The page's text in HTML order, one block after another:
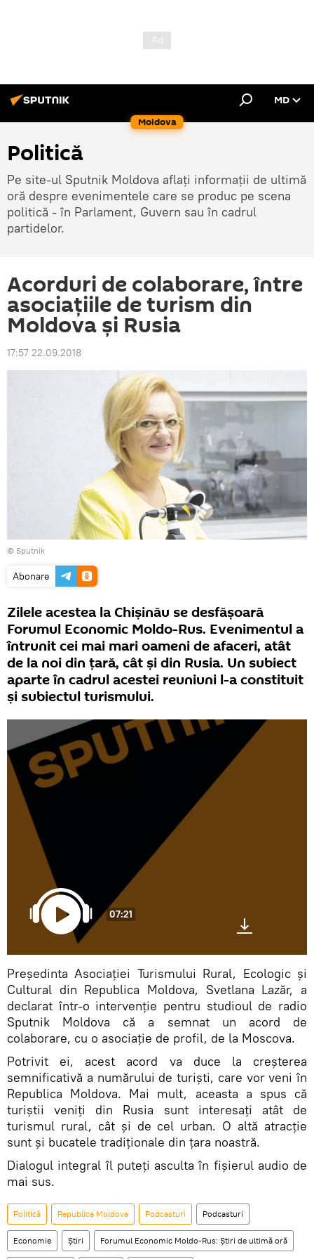
Moldova
MD
Politică
Pe site-ul Sputnik Moldova aflați informații de ultimă
oră despre evenimentele care se produc pe scena
politică - în Parlament, Guvern sau în cadrul
partidelor.
Acorduri de colaborare, între
asociațiile de turism din
Moldova și Rusia
17:57 22.09.2018
© Sputnik
Abonare
Zilele acestea la Chișinău se desfășoară
Forumul Economic Moldo-Rus. Evenimentul a
întrunit cei mai mari oameni de afaceri, atât
de la noi din țară, cât și din Rusia. Un subiect
aparte în cadrul acestei reuniuni l-a constituit
și subiectul turismului.
07:21
Președinta Asociației Turismului Rural, Ecologic și
Cultural din Republica Moldova, Svetlana Lazăr, a
declarat într-o intervenție pentru studioul de radio
Sputnik Moldova că a semnat un acord de
colaborare, cu o asociație de profil, de la Moscova.
Potrivit ei, acest acord va duce la creșterea
semnificativă a numărului de turiști, care vor veni în
Republica Moldova. Mai mult, aceasta a spus că
turiștii veniți din Rusia sunt interesați atât de
turismul rural, cât și de cel urban. O altă atracție
sunt și bucatele tradiționale din țara noastră.
Dialogul integral îl puteți asculta în fișierul audio de
mai sus.
Politică Republica Moldova Podcasturi Podcasturi
Economie Știri Forumul Economic Moldo-Rus: Știri de ultimă oră